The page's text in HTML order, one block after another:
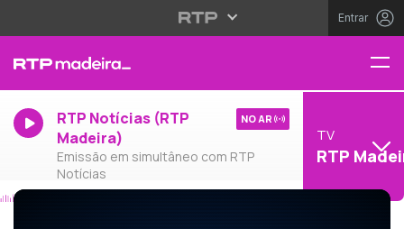
Entrar
RTP Notícias (RTP
Madeira)
Emissão em simultâneo com RTP
Notícias
NO AR
TV
RTP